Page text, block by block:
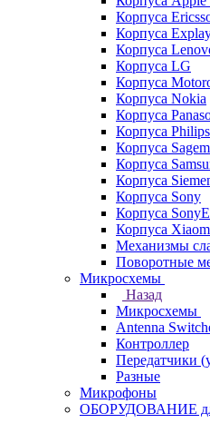
Корпуса
Корпуса
Корпуса
Корпуса LG
Корпуса
Корпуса Nokia
Корпуса
Корпуса Philips
Корпуса Sagem
Корпуса
Корпуса
Корпуса Sony
Корпуса
Корпуса
Механизмы
Поворотные
Микросхемы
Назад
Микросхемы
Antenna
Контроллер
Передатчики
Разные
Микрофоны
ОБОРУДОВАНИЕ